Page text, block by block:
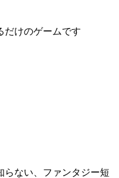
だけのゲームです
らない、ファンタジー短